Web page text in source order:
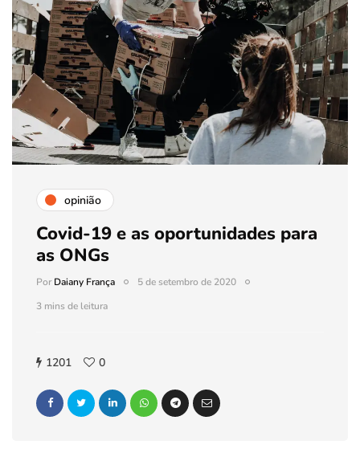
opinião
Covid-19 e as oportunidades para
as ONGs
PorDaiany França
5 de setembro de 2020
3 mins de leitura
1201 0